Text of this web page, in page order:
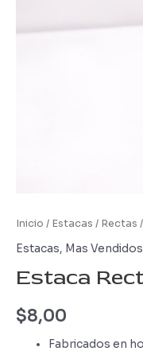
Inicio / Estacas / Rectas
Estacas, Mas Vendidos
Estaca
$8,00
Fabricados en